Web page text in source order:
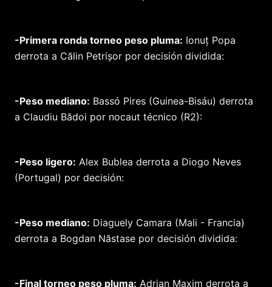
-Primera ronda torneo peso pluma: Ionuț Popa
derrota a Călin Petrișor por decisión dividida:
-Peso mediano: Bassó Pires (Guinea-Bisáu) derrota
a Claudiu Bădoi por nocaut técnico (R2):
-Peso ligero: Alex Bublea derrota a Diogo Neves
(Portugal) por decisión:
-Peso mediano: Diaguely Camara (Mali - Francia)
derrota a Bogdan Năstase por decisión dividida:
-Final torneo peso pluma: Adrian Maxim derrota a